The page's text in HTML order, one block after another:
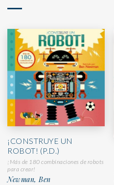
¡CONSTRUYE UN
ROBOT! (P.D.)
¡Más de 180 combinaciones de robots
para crear!
Newman, Ben